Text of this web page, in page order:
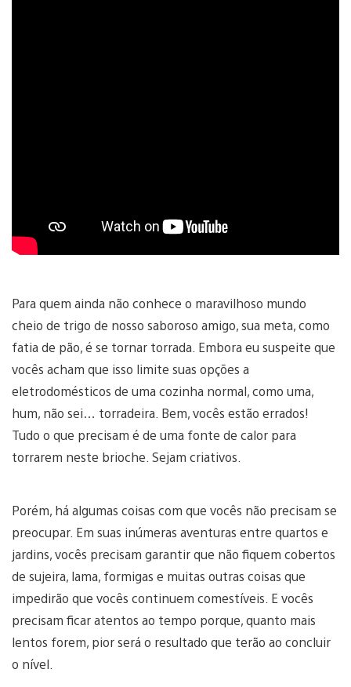
Para quem ainda não conhece o maravilhoso mundo
cheio de trigo de nosso saboroso amigo, sua meta, como
fatia de pão, é se tornar torrada. Embora eu suspeite que
vocês acham que isso limite suas opções a
eletrodomésticos de uma cozinha normal, como uma,
hum, não sei… torradeira. Bem, vocês estão errados!
Tudo o que precisam é de uma fonte de calor para
torrarem neste brioche. Sejam criativos.
Porém, há algumas coisas com que vocês não precisam se
preocupar. Em suas inúmeras aventuras entre quartos e
jardins, vocês precisam garantir que não fiquem cobertos
de sujeira, lama, formigas e muitas outras coisas que
impedirão que vocês continuem comestíveis. E vocês
precisam ficar atentos ao tempo porque, quanto mais
lentos forem, pior será o resultado que terão ao concluir
o nível.